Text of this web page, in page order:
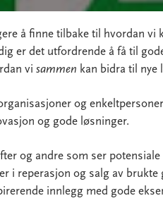
å finne tilbake til hvordan vi
er det utfordrende å få til
vi sammen kan bidra til nye
og
og gode løsninger.
og andre som ser
i reperasjon og salg av brukte
innlegg med gode